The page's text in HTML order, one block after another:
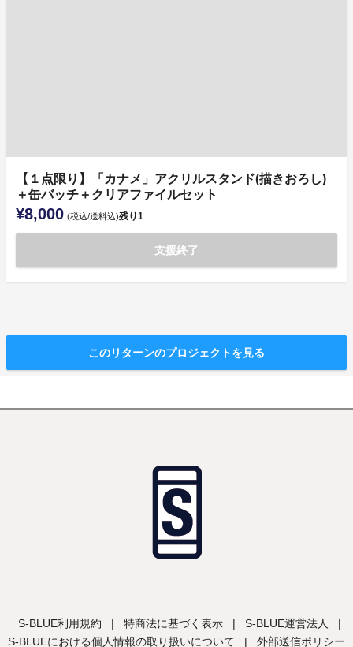
【１点限り】「カナメ」アクリルスタンド(描きおろし)
＋缶バッチ＋クリアファイルセット
¥8,000 (税込/送料込)残り1
支援終了
このリターンのプロジェクトを見る
S-BLUE利用規約 | 特商法に基づく表示 | S-BLUE運営法人
|
S-BLUEにおける個人情報の取り扱いについて
| 外部送信ポリシー